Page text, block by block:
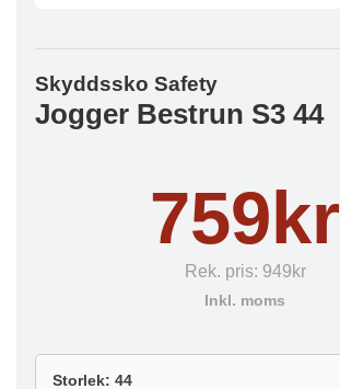
Skyddssko Safety
Jogger Bestrun S3 44
759kr
Rek. pris: 949kr
Inkl. moms